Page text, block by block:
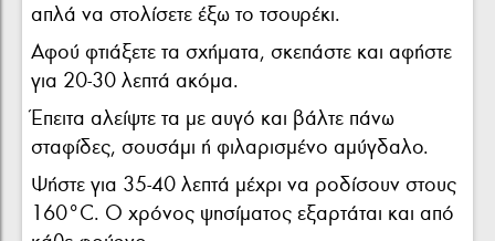
απλά να στολίσετε έξω το τσουρέκι.
Αφού φτιάξετε τα σχήματα, σκεπάστε και αφήστε
για 20-30 λεπτά ακόμα.
Έπειτα αλείψτε τα με αυγό και βάλτε πάνω
σταφίδες, σουσάμι ή φιλαρισμένο αμύγδαλο.
Ψήστε για 35-40 λεπτά μέχρι να ροδίσουν στους
160°C. Ο χρόνος ψησίματος εξαρτάται και από